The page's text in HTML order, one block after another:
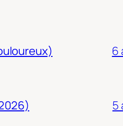
6
5